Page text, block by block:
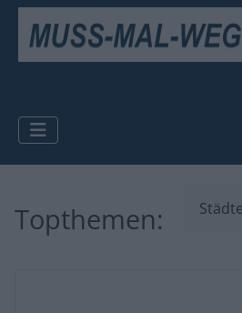
Topthemen: